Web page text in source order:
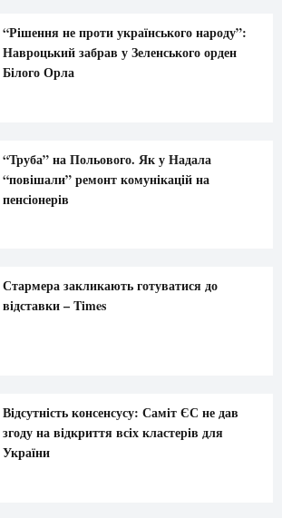
“Рішення не проти українського народу”:
Навроцький забрав у Зеленського орден
Білого Орла
“Труба” на Польового. Як у Надала
“повішали” ремонт комунікацій на
пенсіонерів
Стармера закликають готуватися до
відставки – Times
Відсутність консенсусу: Саміт ЄС не дав
згоду на відкриття всіх кластерів для
України